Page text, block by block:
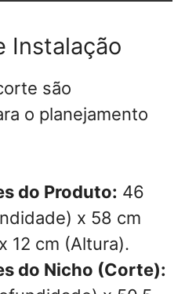
Instalação
são
o planejamento
do Produto: 46
x 58 cm
12 cm (Altura).
do Nicho (Corte):